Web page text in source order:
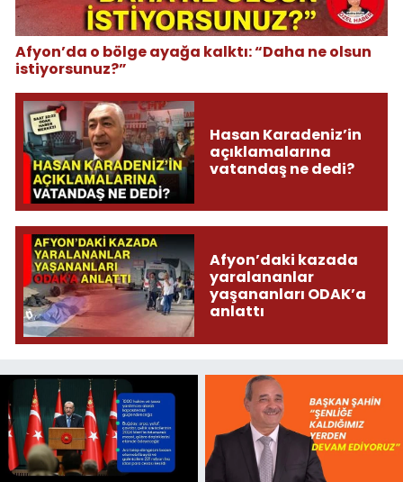
Afyon’da o bölge ayağa kalktı: “Daha ne olsun
istiyorsunuz?”
Hasan Karadeniz’in
açıklamalarına
vatandaş ne dedi?
Afyon’daki kazada
yaralananlar
yaşananları ODAK’a
anlattı